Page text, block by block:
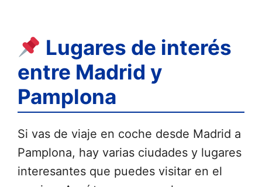
Lugares de interés
entre Madrid y
Pamplona
Si vas de viaje en coche desde Madrid a
Pamplona, hay varias ciudades y lugares
interesantes que puedes visitar en el